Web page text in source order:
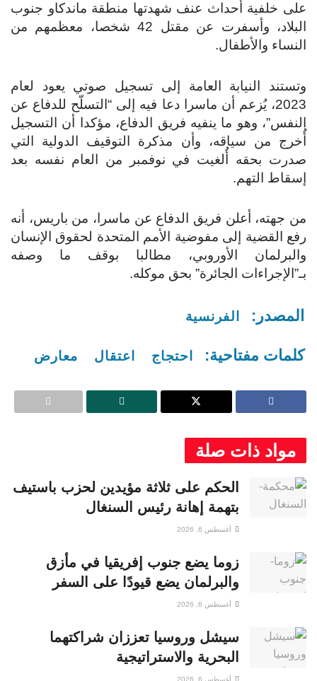
على خلفية أحداث عنف شهدتها منطقة ماندكاو جنوب
البلاد، وأسفرت عن مقتل 42 شخصا، معظمهم من
النساء والأطفال.
وتستند النيابة العامة إلى تسجيل صوتي يعود لعام
2023، يُزعم أن ماسرا دعا فيه إلى “التسلّح للدفاع عن
النفس”، وهو ما ينفيه فريق الدفاع، مؤكدا أن التسجيل
أُخرج من سياقه، وأن مذكرة التوقيف الدولية التي
صدرت بحقه أُلغيت في نوفمبر من العام نفسه بعد
إسقاط التهم.
من جهته، أعلن فريق الدفاع عن ماسرا، من باريس، أنه
رفع القضية إلى مفوضية الأمم المتحدة لحقوق الإنسان
والبرلمان الأوروبي، مطالبا بوقف ما وصفه
بـ”الإجراءات الجائرة” بحق موكله.
المصدر: الفرنسية
كلمات مفتاحية: احتجاج اعتقال معارض
مواد ذات صلة
الحكم على ثلاثة مؤيدين لحزب باستيف
بتهمة إهانة رئيس السنغال
أغسطس 6, 2026
زوما يضع جنوب إفريقيا في مأزق
والبرلمان يضع قيودًا على السفر
أغسطس 6, 2026
سيشل وروسيا تعززان شراكتهما
البحرية والاستراتيجية
أغسطس 6, 2026